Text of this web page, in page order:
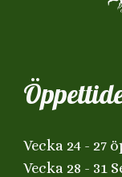
Vecka 24 - 27
Vecka 28 - 31